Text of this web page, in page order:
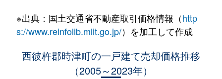
※出典：国土交通省不動産取引価格情報（http
s://www.reinfolib.mlit.go.jp/）を加工して作成
西彼杵郡時津町の一戸建て売却価格推移
（2005～2023年）